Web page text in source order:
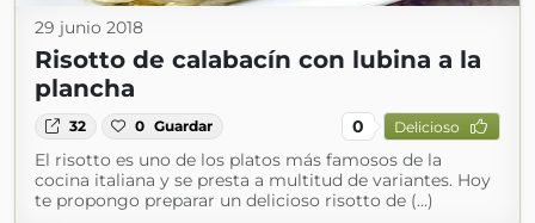
29 junio 2018
Risotto de calabacín con lubina a la
plancha
32 0 Guardar 0 Delicioso
El risotto es uno de los platos más famosos de la
cocina italiana y se presta a multitud de variantes. Hoy
te propongo preparar un delicioso risotto de (...)